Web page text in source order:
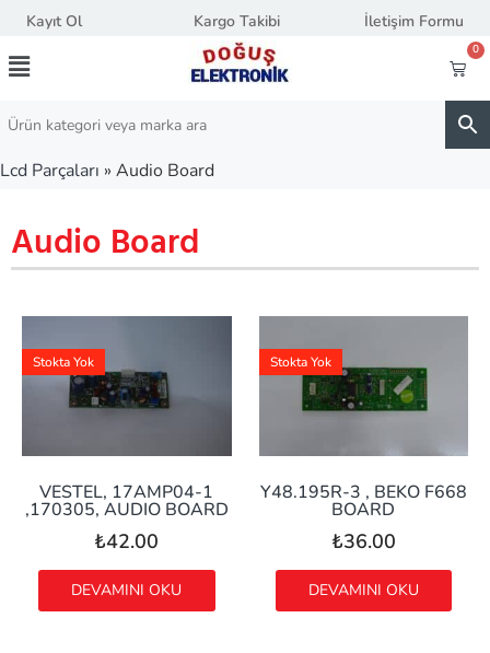
Kayıt Ol Kargo Takibi İletişim Formu
0
Lcd Parçaları » Audio Board
Audio Board
VESTEL, 17AMP04-1
,170305, AUDIO BOARD
Stokta Yok
₺42.00
DEVAMINI OKU
Y48.195R-3 , BEKO F668
BOARD
Stokta Yok
₺36.00
DEVAMINI OKU